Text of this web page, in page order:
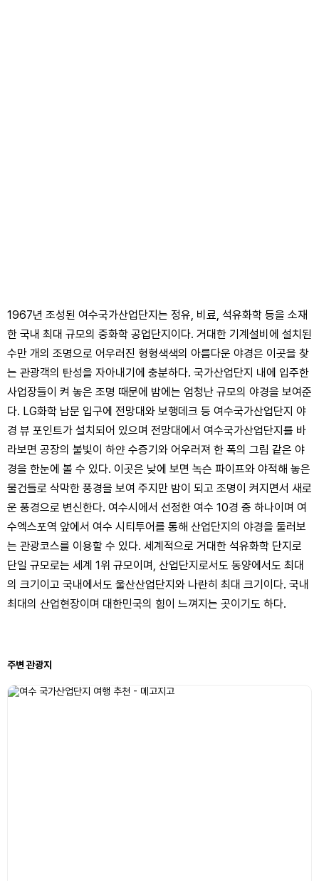
1967년 조성된 여수국가산업단지는 정유, 비료, 석유화학 등을 소재
한 국내 최대 규모의 중화학 공업단지이다. 거대한 기계설비에 설치된
수만 개의 조명으로 어우러진 형형색색의 아름다운 야경은 이곳을 찾
는 관광객의 탄성을 자아내기에 충분하다. 국가산업단지 내에 입주한
사업장들이 켜 놓은 조명 때문에 밤에는 엄청난 규모의 야경을 보여준
다. LG화학 남문 입구에 전망대와 보행데크 등 여수국가산업단지 야
경 뷰 포인트가 설치되어 있으며 전망대에서 여수국가산업단지를 바
라보면 공장의 불빛이 하얀 수증기와 어우러져 한 폭의 그림 같은 야
경을 한눈에 볼 수 있다. 이곳은 낮에 보면 녹슨 파이프와 야적해 놓은
물건들로 삭막한 풍경을 보여 주지만 밤이 되고 조명이 켜지면서 새로
운 풍경으로 변신한다. 여수시에서 선정한 여수 10경 중 하나이며 여
수엑스포역 앞에서 여수 시티투어를 통해 산업단지의 야경을 둘러보
는 관광코스를 이용할 수 있다. 세계적으로 거대한 석유화학 단지로
단일 규모로는 세계 1위 규모이며, 산업단지로서도 동양에서도 최대
의 크기이고 국내에서도 울산산업단지와 나란히 최대 크기이다. 국내
최대의 산업현장이며 대한민국의 힘이 느껴지는 곳이기도 하다.
주변 관광지